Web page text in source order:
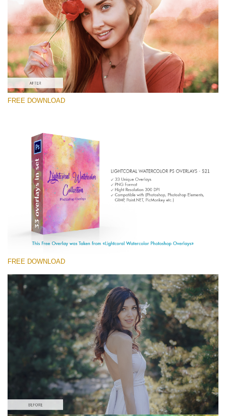
Please select
Free Photoshop Overlay #5
Small 800*448px
Lightcoral Watercolar
(33 Overlays)
Large 6000*4000px
Entire Collection
(1783 Overlays)
Large 6000*4000px
Free download
FREE DOWNLOAD
FREE DOWNLOAD